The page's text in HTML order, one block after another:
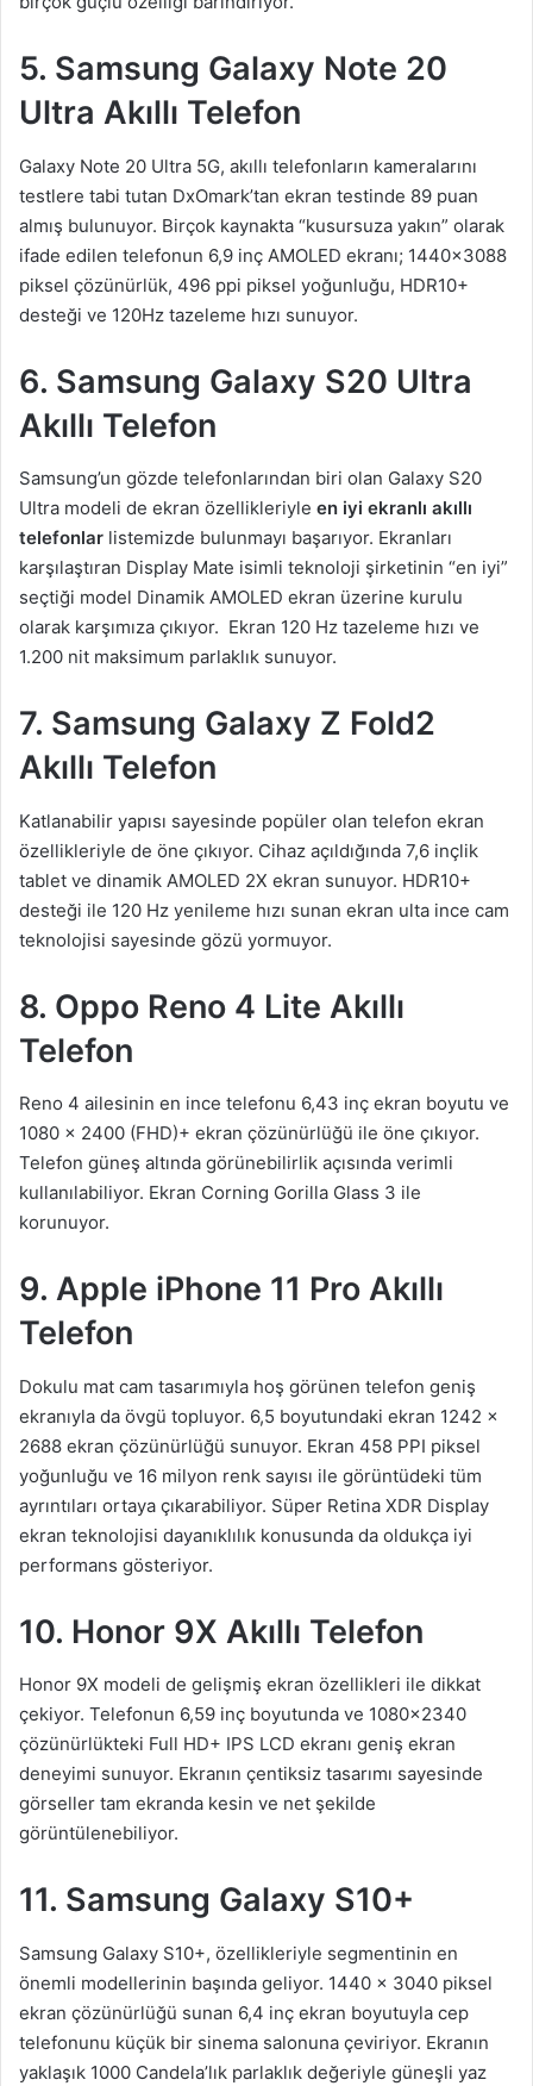
5. Samsung Galaxy Note 20
Ultra Akıllı Telefon
Galaxy Note 20 Ultra 5G, akıllı telefonların kameralarını
testlere tabi tutan DxOmark’tan ekran testinde 89 puan
almış bulunuyor. Birçok kaynakta “kusursuza yakın” olarak
ifade edilen telefonun 6,9 inç AMOLED ekranı; 1440×3088
piksel çözünürlük, 496 ppi piksel yoğunluğu, HDR10+
desteği ve 120Hz tazeleme hızı sunuyor.
6. Samsung Galaxy S20 Ultra
Akıllı Telefon
Samsung’un gözde telefonlarından biri olan Galaxy S20
Ultra modeli de ekran özellikleriyle en iyi ekranlı akıllı
telefonlar listemizde bulunmayı başarıyor. Ekranları
karşılaştıran Display Mate isimli teknoloji şirketinin “en iyi”
seçtiği model Dinamik AMOLED ekran üzerine kurulu
olarak karşımıza çıkıyor. Ekran 120 Hz tazeleme hızı ve
1.200 nit maksimum parlaklık sunuyor.
7. Samsung Galaxy Z Fold2
Akıllı Telefon
Katlanabilir yapısı sayesinde popüler olan telefon ekran
özellikleriyle de öne çıkıyor. Cihaz açıldığında 7,6 inçlik
tablet ve dinamik AMOLED 2X ekran sunuyor. HDR10+
desteği ile 120 Hz yenileme hızı sunan ekran ulta ince cam
teknolojisi sayesinde gözü yormuyor.
8. Oppo Reno 4 Lite Akıllı
Telefon
Reno 4 ailesinin en ince telefonu 6,43 inç ekran boyutu ve
1080 x 2400 (FHD)+ ekran çözünürlüğü ile öne çıkıyor.
Telefon güneş altında görünebilirlik açısında verimli
kullanılabiliyor. Ekran Corning Gorilla Glass 3 ile
korunuyor.
9. Apple iPhone 11 Pro Akıllı
Telefon
Dokulu mat cam tasarımıyla hoş görünen telefon geniş
ekranıyla da övgü topluyor. 6,5 boyutundaki ekran 1242 x
2688 ekran çözünürlüğü sunuyor. Ekran 458 PPI piksel
yoğunluğu ve 16 milyon renk sayısı ile görüntüdeki tüm
ayrıntıları ortaya çıkarabiliyor. Süper Retina XDR Display
ekran teknolojisi dayanıklılık konusunda da oldukça iyi
performans gösteriyor.
10. Honor 9X Akıllı Telefon
Honor 9X modeli de gelişmiş ekran özellikleri ile dikkat
çekiyor. Telefonun 6,59 inç boyutunda ve 1080×2340
çözünürlükteki Full HD+ IPS LCD ekranı geniş ekran
deneyimi sunuyor. Ekranın çentiksiz tasarımı sayesinde
görseller tam ekranda kesin ve net şekilde
görüntülenebiliyor.
11. Samsung Galaxy S10+
Samsung Galaxy S10+, özellikleriyle segmentinin en
önemli modellerinin başında geliyor. 1440 x 3040 piksel
ekran çözünürlüğü sunan 6,4 inç ekran boyutuyla cep
telefonunu küçük bir sinema salonuna çeviriyor. Ekranın
yaklaşık 1000 Candela’lık parlaklık değeriyle güneşli yaz